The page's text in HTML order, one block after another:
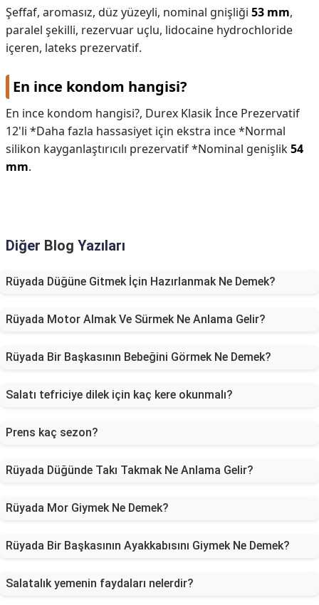
Şeffaf, aromasız, düz yüzeyli, nominal gnişliği 53 mm,
paralel şekilli, rezervuar uçlu, lidocaine hydrochloride
içeren, lateks prezervatif.
En ince kondom hangisi?
En ince kondom hangisi?, Durex Klasik İnce Prezervatif
12'li *Daha fazla hassasiyet için ekstra ince *Normal
silikon kayganlaştırıcılı prezervatif *Nominal genişlik54
mm.
Diğer Blog Yazıları
Rüyada Düğüne Gitmek İçin Hazırlanmak Ne Demek?
Rüyada Motor Almak Ve Sürmek Ne Anlama Gelir?
Rüyada Bir Başkasının Bebeğini Görmek Ne Demek?
Salatı tefriciye dilek için kaç kere okunmalı?
Prens kaç sezon?
Rüyada Düğünde Takı Takmak Ne Anlama Gelir?
Rüyada Mor Giymek Ne Demek?
Rüyada Bir Başkasının Ayakkabısını Giymek Ne Demek?
Salatalık yemenin faydaları nelerdir?